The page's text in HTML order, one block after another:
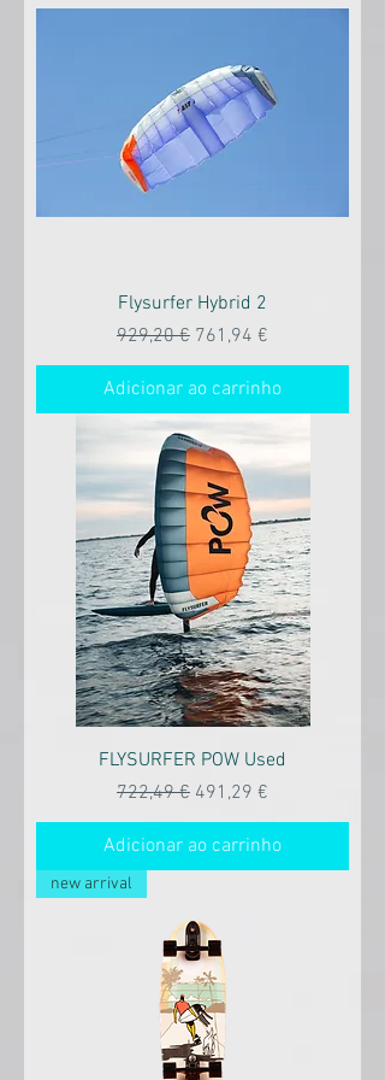
Flysurfer Hybrid 2
Preço normal
929,20 € Preço promocional
761,94 €
Adicionar ao carrinho
FLYSURFER POW Used
Preço normal
722,49 € Preço promocional
491,29 €
Adicionar ao carrinho
new arrival